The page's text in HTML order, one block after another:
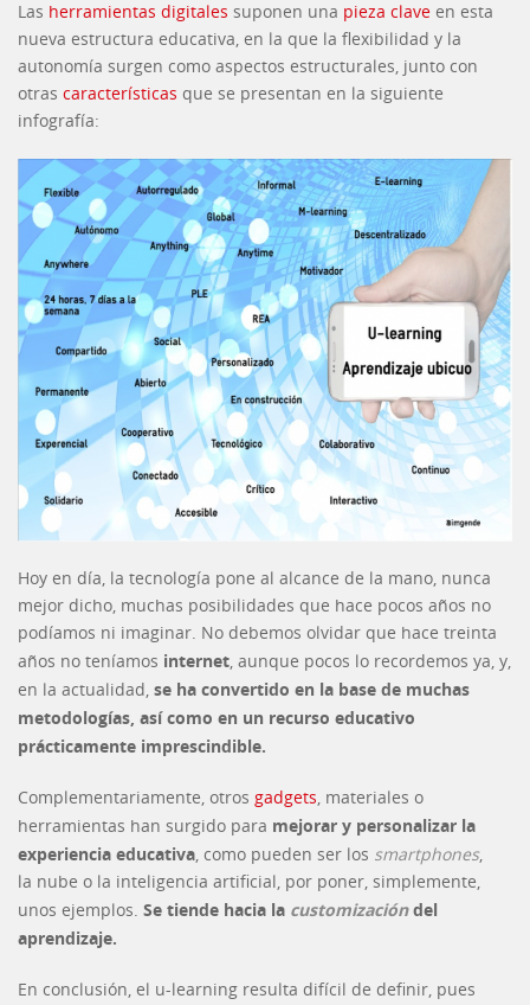
Las herramientas digitales suponen una pieza clave en esta
nueva estructura educativa, en la que la flexibilidad y la
autonomía surgen como aspectos estructurales, junto con
otras características que se presentan en la siguiente
infografía:
Hoy en día, la tecnología pone al alcance de la mano, nunca
mejor dicho, muchas posibilidades que hace pocos años no
podíamos ni imaginar. No debemos olvidar que hace treinta
años no teníamos internet, aunque pocos lo recordemos ya, y,
en la actualidad, se ha convertido en la base de muchas
metodologías, así como en un recurso educativo
prácticamente imprescindible.
Complementariamente, otros gadgets, materiales o
herramientas han surgido para mejorar y personalizar la
experiencia educativa, como pueden ser los smartphones,
la nube o la inteligencia artificial, por poner, simplemente,
unos ejemplos. Se tiende hacia la customizacióndel
aprendizaje.
En conclusión, el u-learning resulta difícil de definir, pues